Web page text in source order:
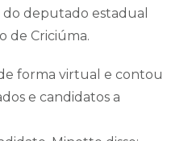
deputado estadual
de Criciúma.
forma virtual e contou
e candidatos a